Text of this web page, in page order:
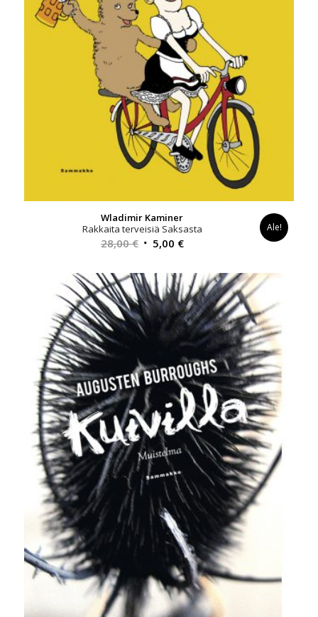
Wladimir Kaminer
Rakkaita terveisiä Saksasta
28,00€ Alkuperäinen
oli:
28,00 €.
5,00 €Nykyinen
on:
5,00 €.
Ale!